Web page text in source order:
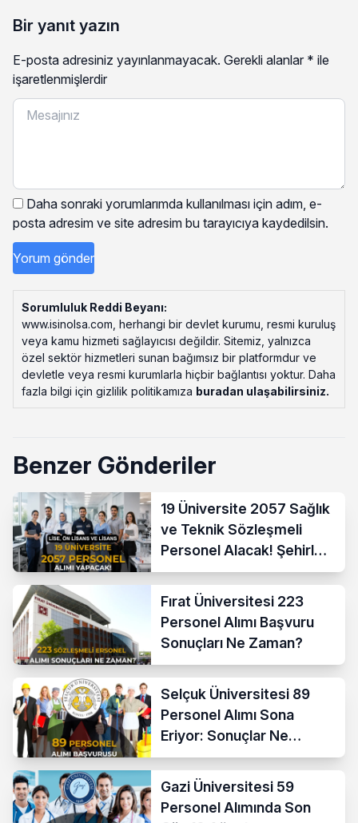
Bir yanıt yazın
E-posta adresiniz yayınlanmayacak. Gerekli alanlar * ile
işaretlenmişlerdir
Daha sonraki yorumlarımda kullanılması için adım, e-
posta adresim ve site adresim bu tarayıcıya kaydedilsin.
Sorumluluk Reddi Beyanı:
www.isinolsa.com, herhangi bir devlet kurumu, resmi kuruluş
veya kamu hizmeti sağlayıcısı değildir. Sitemiz, yalnızca
özel sektör hizmetleri sunan bağımsız bir platformdur ve
devletle veya resmi kurumlarla hiçbir bağlantısı yoktur. Daha
fazla bilgi için gizlilik politikamıza buradan ulaşabilirsiniz.
Benzer Gönderiler
19 Üniversite 2057 Sağlık
ve Teknik Sözleşmeli
Personel Alacak! Şehirler
Açıklandı
Fırat Üniversitesi 223
Personel Alımı Başvuru
Sonuçları Ne Zaman?
Selçuk Üniversitesi 89
Personel Alımı Sona
Eriyor: Sonuçlar Ne
Zaman?
Gazi Üniversitesi 59
Personel Alımında Son